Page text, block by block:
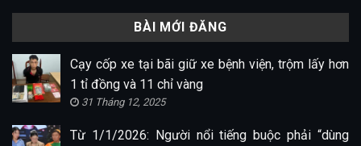
BÀI MỚI ĐĂNG
Cạy cốp xe tại bãi giữ xe bệnh viện, trộm lấy hơn
1 tỉ đồng và 11 chỉ vàng
31 Tháng 12, 2025
Từ 1/1/2026: Người nổi tiếng buộc phải “dùng